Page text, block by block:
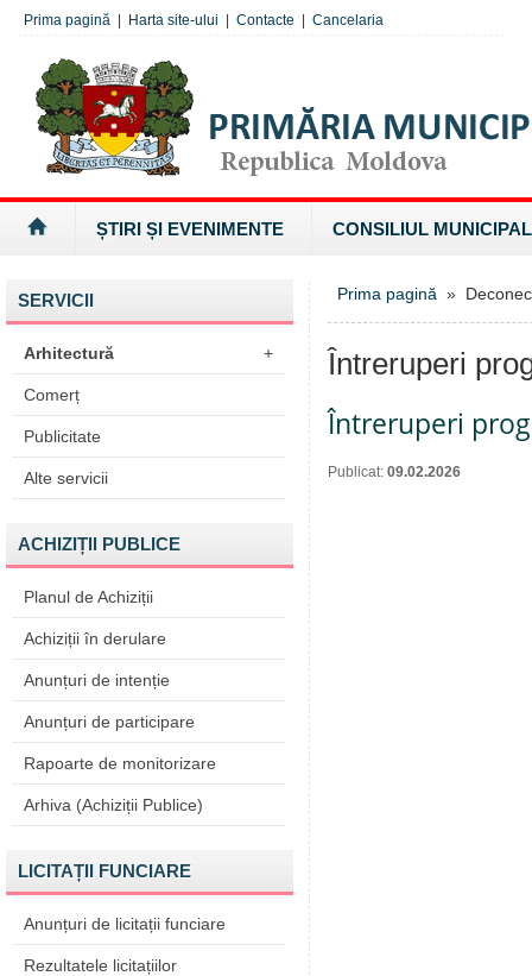
Prima pagină Harta site-ului Contacte Cancelaria
ȘTIRI ȘI EVENIMENTE CONSILIUL MUNICIPAL
SERVICII
Arhitectură +
Comerț
Publicitate
Alte servicii
ACHIZIȚII PUBLICE
Planul de Achiziții
Achiziții în derulare
Anunțuri de intenție
Anunțuri de participare
Rapoarte de monitorizare
Arhiva (Achiziții Publice)
LICITAȚII FUNCIARE
Anunțuri de licitații funciare
Rezultatele licitațiilor
Prima pagină »
Întreruperi
Întreruperi
Publicat: 09.02.2026